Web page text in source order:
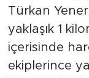
Türkan
yaklaşık 1
içerisinde
ekiplerince